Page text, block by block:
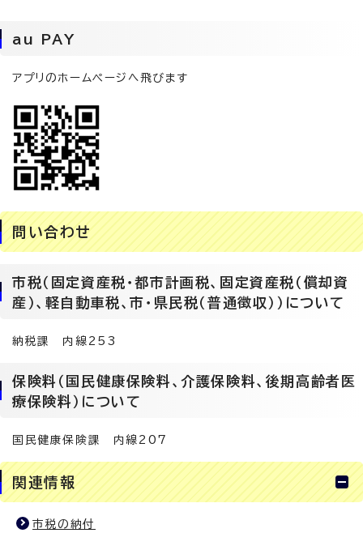
au PAY
アプリのホームページへ飛びます
問い合わせ
市税（固定資産税・都市計画税、固定資産税（償却資
産）、軽自動車税、市・県民税（普通徴収））について
納税課 内線253
保険料（国民健康保険料、介護保険料、後期高齢者医
療保険料）について
国民健康保険課 内線207
関連情報
市税の納付